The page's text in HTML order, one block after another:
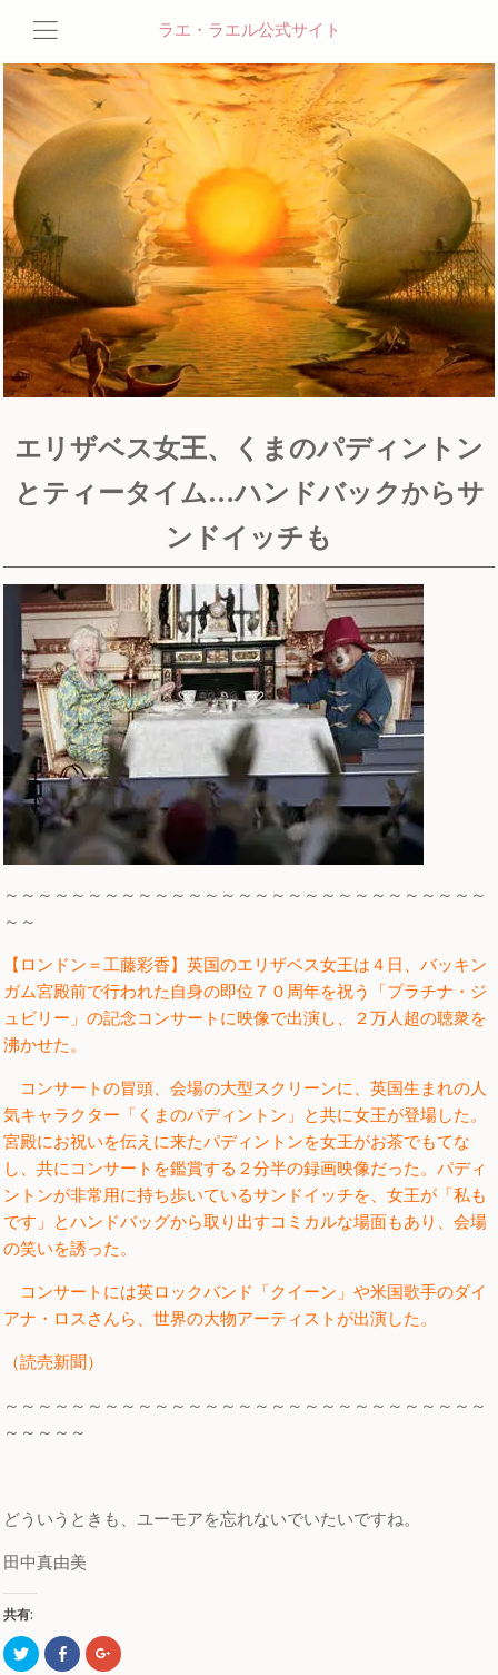
ラエ・ラエル公式サイト
エリザベス女王、くまのパディントン
とティータイム…ハンドバックからサ
ンドイッチも
～～～～～～～～～～～～～～～～～～～～～～～～～～～～～
～～
【ロンドン＝工藤彩香】英国のエリザベス女王は４日、バッキン
ガム宮殿前で行われた自身の即位７０周年を祝う「プラチナ・ジ
ュビリー」の記念コンサートに映像で出演し、２万人超の聴衆を
沸かせた。
コンサートの冒頭、会場の大型スクリーンに、英国生まれの人
気キャラクター「くまのパディントン」と共に女王が登場した。
宮殿にお祝いを伝えに来たパディントンを女王がお茶でもてな
し、共にコンサートを鑑賞する２分半の録画映像だった。パディ
ントンが非常用に持ち歩いているサンドイッチを、女王が「私も
です」とハンドバッグから取り出すコミカルな場面もあり、会場
の笑いを誘った。
コンサートには英ロックバンド「クイーン」や米国歌手のダイ
アナ・ロスさんら、世界の大物アーティストが出演した。
（読売新聞）
～～～～～～～～～～～～～～～～～～～～～～～～～～～～～
～～～～～
どういうときも、ユーモアを忘れないでいたいですね。
田中真由美
共有:
ク
リ
Facebook
で
ク
リ